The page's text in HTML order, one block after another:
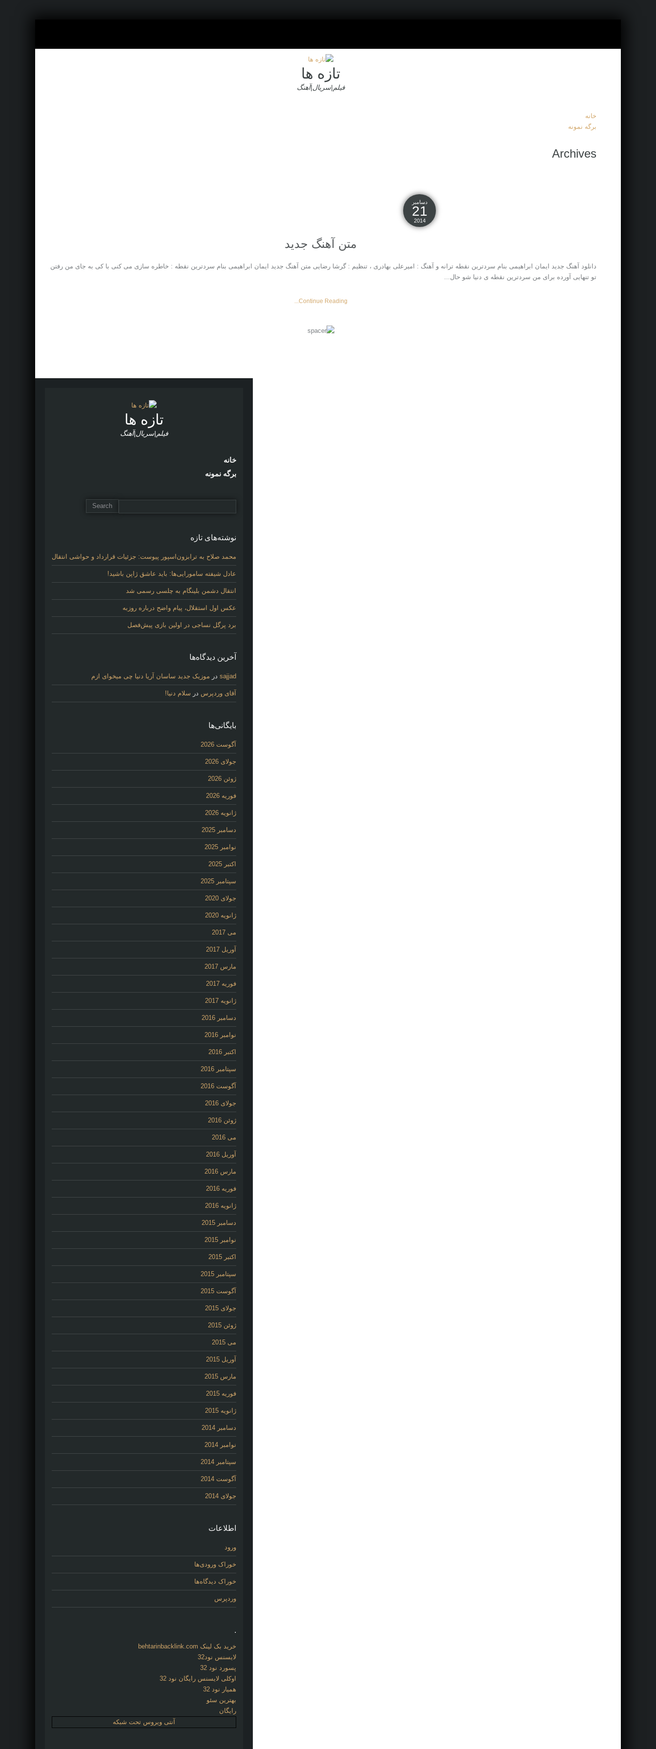
تازه ها
فیلم|سریال|آهنگ
خانه
برگه نمونه
Archives
دسامبر
21
2014
متن آهنگ جدید
دانلود آهنگ جدید ایمان ابراهیمی بنام سردترین نقطه ترانه و آهنگ : امیرعلی بهادری ، تنظیم : گرشا رضایی متن آهنگ جدید ایمان ابراهیمی بنام سردترین نقطه : خاطره سازی می کنی با کی به جای من رفتن
تو تنهایی آورده برای من سردترین نقطه ی دنیا شو حال...
Continue Reading...
تازه ها
فیلم|سریال|آهنگ
خانه
برگه نمونه
نوشته‌های تازه
محمد صلاح به ترابزون‌اسپور پیوست: جزئیات قرارداد و حواشی انتقال
عادل شیفته سامورایی‌ها: باید عاشق ژاپن باشید!
انتقال دشمن بلینگام به چلسی رسمی شد
عکس اول استقلال، پیام واضح درباره روزبه
برد پرگل نساجی در اولین بازی پیش‌فصل
آخرین دیدگاه‌ها
sajjad در موزیک جدید ساسان آریا دنیا چی میخوای ازم
آقای وردپرس در سلام دنیا!
بایگانی‌ها
آگوست 2026
جولای 2026
ژوئن 2026
فوریه 2026
ژانویه 2026
دسامبر 2025
نوامبر 2025
اکتبر 2025
سپتامبر 2025
جولای 2020
ژانویه 2020
می 2017
آوریل 2017
مارس 2017
فوریه 2017
ژانویه 2017
دسامبر 2016
نوامبر 2016
اکتبر 2016
سپتامبر 2016
آگوست 2016
جولای 2016
ژوئن 2016
می 2016
آوریل 2016
مارس 2016
فوریه 2016
ژانویه 2016
دسامبر 2015
نوامبر 2015
اکتبر 2015
سپتامبر 2015
آگوست 2015
جولای 2015
ژوئن 2015
می 2015
آوریل 2015
مارس 2015
فوریه 2015
ژانویه 2015
دسامبر 2014
نوامبر 2014
سپتامبر 2014
آگوست 2014
جولای 2014
اطلاعات
ورود
خوراک ورودی‌ها
خوراک دیدگاه‌ها
وردپرس
.
خرید بک لینک behtarinbacklink.com
لایسنس نود32
پسورد نود 32
اوکلی لایسنس رایگان نود 32
همیار نود 32
بهترین سئو
رایگان
آنتی ویروس تحت شبکه